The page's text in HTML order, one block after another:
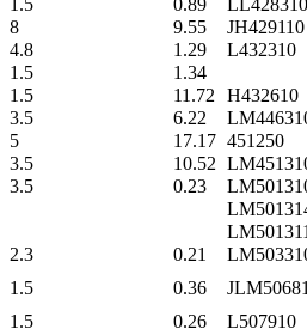
8 9.55
JH429110
4.8 1.29
L432310
1.5
1.34
1.5 11.72
H432610
3.5 6.22
5 17.17 451250
3.5 10.52
3.5 0.23
2.3 0.21
1.5 0.36
1.5 0.26
L507910